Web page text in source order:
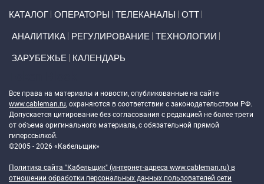
КАТАЛОГ ОПЕРАТОРЫ ТЕЛЕКАНАЛЫ ОТТ
АНАЛИТИКА РЕГУЛИРОВАНИЕ ТЕХНОЛОГИИ
ЗАРУБЕЖЬЕ КАЛЕНДАРЬ
Все права на материалы и новости, опубликованные на сайте
www.cableman.ru, охраняются в соответствии с законодательством РФ.
Допускается цитирование без согласования с редакцией не более трети
от объема оригинального материала, с обязательной прямой
гиперссылкой.
©2005 - 2026 «Кабельщик»
Политика сайта "Кабельщик" (интернет-адреса www.cableman.ru) в
отношении обработки персональных данных пользователей сети